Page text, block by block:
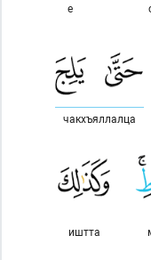
е
чакхъяллалца
иштта